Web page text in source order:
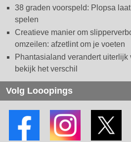
38 graden voorspeld: Plopsa
spelen
Creatieve manier om
omzeilen: afzetlint om je voeten
Phantasialand verandert uiterlijk
bekijk het verschil
Volg Looopings